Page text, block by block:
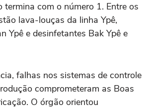
termina com o número 1. Entre os
lava-louças da linha Ypê,
Ypê e desinfetantes Bak Ypê e
falhas nos sistemas de controle
comprometeram as Boas
O órgão orientou